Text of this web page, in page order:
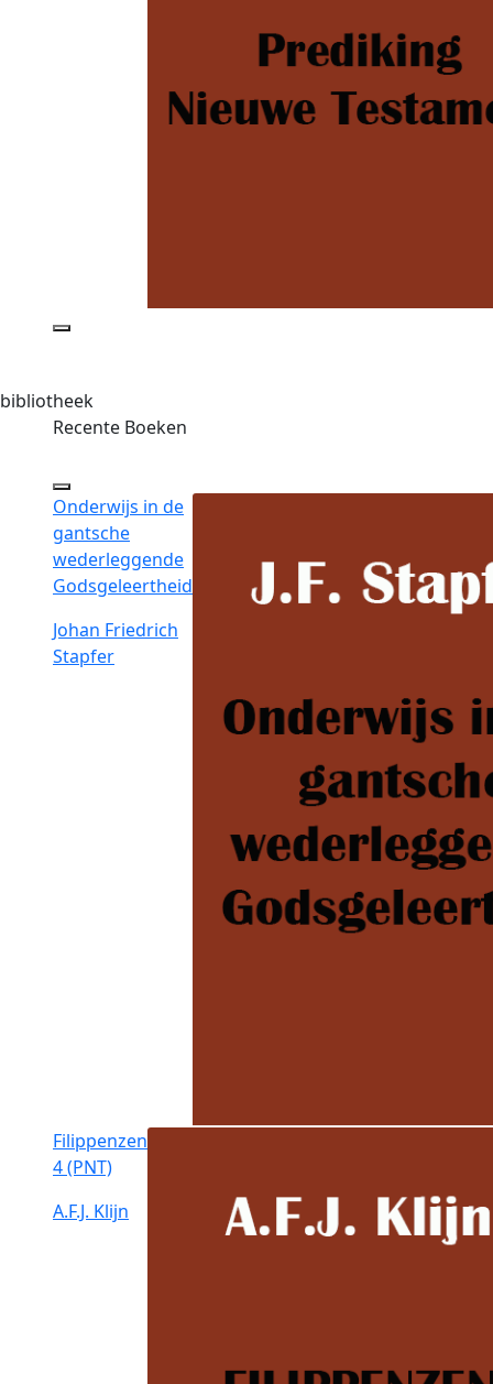
bibliotheek
Recente Boeken
Onderwijs in de
gantsche
wederleggende
Godsgeleertheid
Johan Friedrich
Stapfer
Filippenzen
4 (PNT)
A.F.J. Klijn